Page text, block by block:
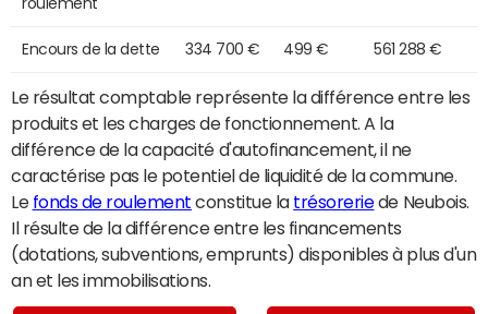
Encours de la dette 334 700 € 499 € 561 288 €
Le résultat comptable représente la différence entre les
produits et les charges de fonctionnement. A la
différence de la capacité d'autofinancement, il ne
caractérise pas le potentiel de liquidité de la commune.
Le fonds de roulement constitue la trésoreriede Neubois.
Il résulte de la différence entre les financements
(dotations, subventions, emprunts) disponibles à plus d'un
an et les immobilisations.